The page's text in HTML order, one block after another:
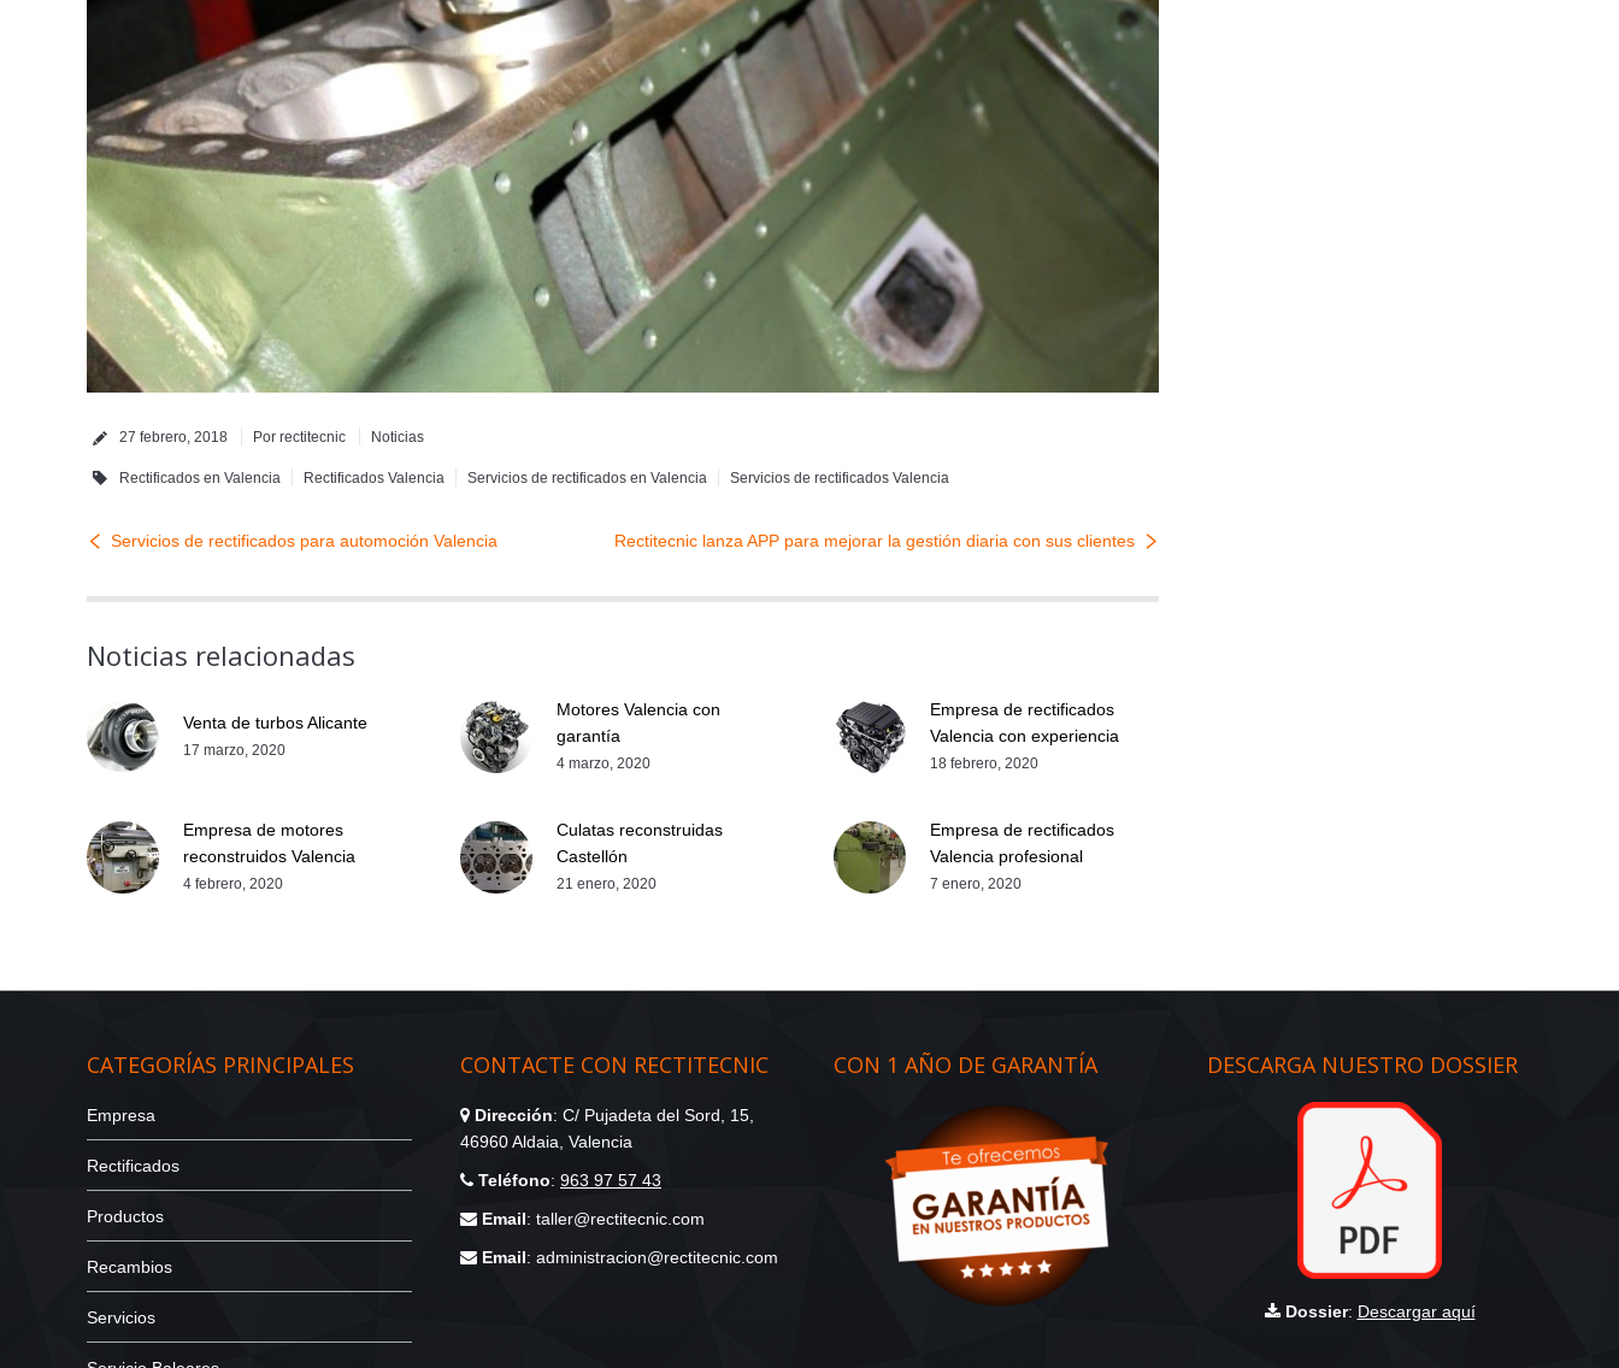
27 febrero, 2018 Por rectitecnic Noticias
Rectificados en Valencia Rectificados Valencia Servicios de rectificados en Valencia Servicios de rectificados Valencia
Servicios de rectificados para automoción Valencia Rectitecnic lanza APP para mejorar la gestión diaria con sus clientes
Noticias relacionadas
Venta de turbos Alicante
17 marzo, 2020
Motores Valencia con
garantía
4 marzo, 2020
Empresa de rectificados
Valencia con experiencia
18 febrero, 2020
Empresa de motores
reconstruidos Valencia
4 febrero, 2020
Culatas reconstruidas
Castellón
21 enero, 2020
Empresa de rectificados
Valencia profesional
7 enero, 2020
CATEGORÍAS PRINCIPALES
Empresa
Rectificados
Productos
Recambios
Servicios
CONTACTE CON RECTITECNIC
Dirección: C/ Pujadeta del Sord, 15,
46960 Aldaia, Valencia
Teléfono: 963 97 57 43
Email: taller@rectitecnic.com
Email: administracion@rectitecnic.com
CON 1 AÑO DE GARANTÍA DESCARGA NUESTRO DOSSIER
Dossier: Descargar aquí